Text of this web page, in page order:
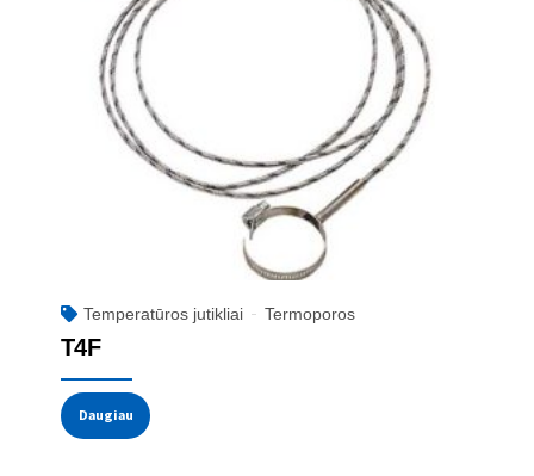
Temperatūros jutikliai Termoporos
T4F
Daugiau